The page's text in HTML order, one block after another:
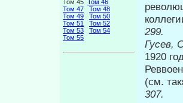
Том 45 Том 46
Том 47
Том 48
Том 49
Том 50
Том 51
Том 52
Том 53
Том 54
Том 55
299.
Гусев,
1920
(см.
307.